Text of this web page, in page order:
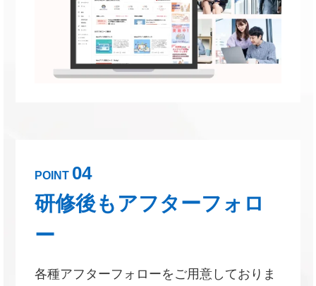
POINT 04
研修後もアフターフォロ
ー
各種アフターフォローをご用意しておりま